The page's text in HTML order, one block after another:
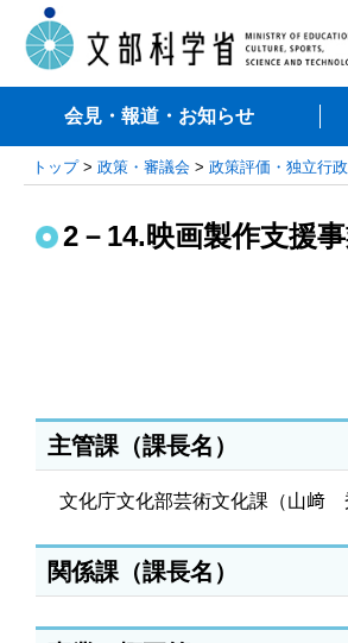
会見・報道・お知らせ
トップ> 政策・審議会 > 政策評価・独立行
2－14.映画製作支援
主管課（課長名）
文化庁文化部芸術文化課（山﨑
関係課（課長名）